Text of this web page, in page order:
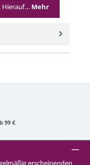
Hierauf… Mehr
99 €
erscheinenden